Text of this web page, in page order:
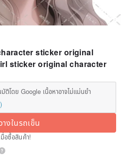
sticker original
sticker original character
ติโดย Google เนื้อหาอาจไม่แม่นยำ
างในรถเข็น
อซื้อสินค้า!